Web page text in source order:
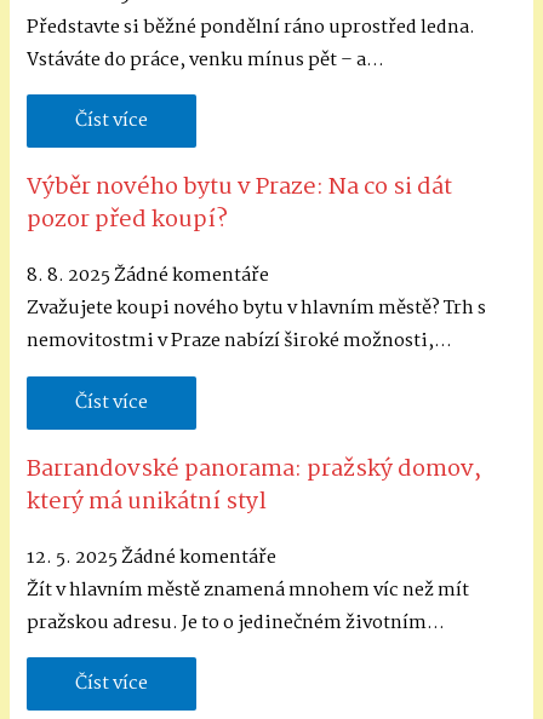
Představte si běžné pondělní ráno uprostřed ledna.
Vstáváte do práce, venku mínus pět – a…
Číst více
Výběr nového bytu v Praze: Na co si dát
pozor před koupí?
8. 8. 2025Žádné komentáře
Zvažujete koupi nového bytu v hlavním městě? Trh s
nemovitostmi v Praze nabízí široké možnosti,…
Číst více
Barrandovské panorama: pražský domov,
který má unikátní styl
12. 5. 2025Žádné komentáře
Žít v hlavním městě znamená mnohem víc než mít
pražskou adresu. Je to o jedinečném životním…
Číst více